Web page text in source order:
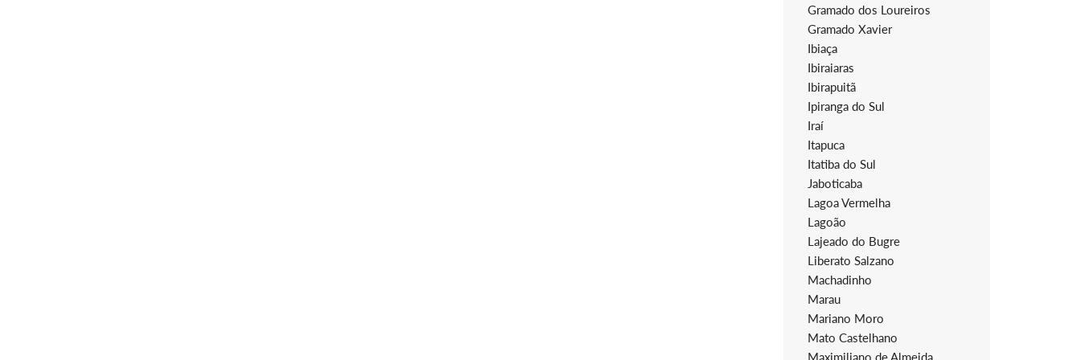
Gramado dos Loureiros
Gramado Xavier
Ibiaça
Ibiraiaras
Ibirapuitã
Ipiranga do Sul
Iraí
Itapuca
Itatiba do Sul
Jaboticaba
Lagoa Vermelha
Lagoão
Lajeado do Bugre
Liberato Salzano
Machadinho
Marau
Mariano Moro
Mato Castelhano
Maximiliano de Almeida